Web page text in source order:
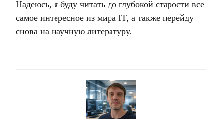
Надеюсь, я буду читать до глубокой старости все
самое интересное из мира IT, а также перейду
снова на научную литературу.